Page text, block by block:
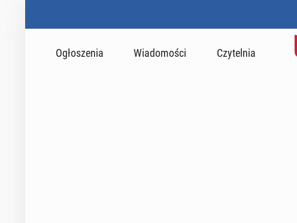
Ogłoszenia Wiadomości Czytelnia